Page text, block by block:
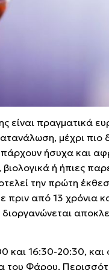
είναι πραγματικά
μέχρι πιο
ήσυχα και
ή ήπιες
την πρώτη
από 13 χρόνια
και 16:30-20:30, και
του Φάρου.